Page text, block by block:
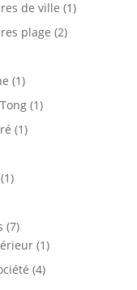
de ville 11
plage 22
11
produit
11
11
produits
11
77
produits
11
44